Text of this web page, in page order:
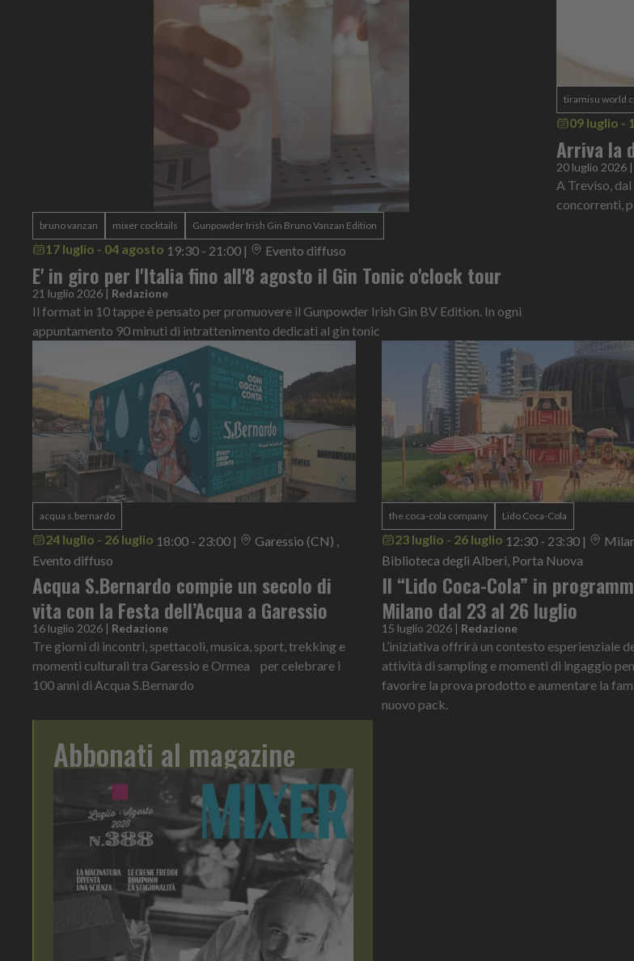
bruno vanzan mixer cocktails Gunpowder Irish Gin Bruno Vanzan Edition
17 luglio - 04 agosto 19:30 - 21:00 | Evento diffuso
E' in giro per l'Italia fino all'8 agosto il Gin Tonic o'clock tour
21 luglio 2026 | Redazione
Il format in 10 tappe è pensato per promuovere il Gunpowder Irish Gin BV Edition. In ogni
appuntamento 90 minuti di intrattenimento dedicati al gin tonic
tiramisu world
09 luglio -
Arriva la
20 luglio 2026 |
A Treviso, dal
concorrenti,
acqua s.bernardo
24 luglio - 26 luglio 18:00 - 23:00 |
Garessio (CN) ,
Evento diffuso
Acqua S.Bernardo compie un secolo di
vita con la Festa dell’Acqua a Garessio
16 luglio 2026 | Redazione
Tre giorni di incontri, spettacoli, musica, sport, trekking e
momenti culturali tra Garessio e Ormea per celebrare i
100 anni di Acqua S.Bernardo
the coca-cola company Lido Coca-Cola
23 luglio - 26 luglio 12:30 - 23:30 |
Biblioteca degli Alberi, Porta Nuova
Il “Lido Coca-Cola” in
Milano dal 23 al 26 luglio
15 luglio 2026 | Redazione
L’iniziativa offrirà un contesto esperienziale
attività di sampling e momenti di ingaggio
favorire la prova prodotto e aumentare la
nuovo pack.
Abbonati al magazine